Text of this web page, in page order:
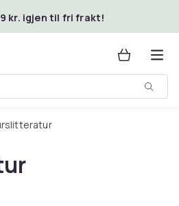
kr. igjen til fri frakt!